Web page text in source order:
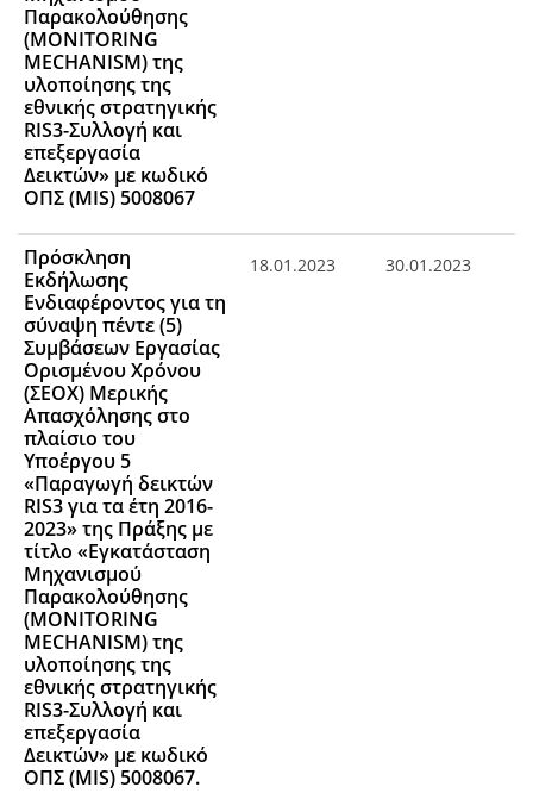
Παρακολούθησης
(MONITORING
MECHANISM) της
υλοποίησης της
εθνικής στρατηγικής
RIS3-Συλλογή και
επεξεργασία
Δεικτών» με κωδικό
ΟΠΣ (MIS) 5008067
Πρόσκληση
Εκδήλωσης
Ενδιαφέροντος για τη
σύναψη πέντε (5)
Συμβάσεων Εργασίας
Ορισμένου Χρόνου
(ΣΕΟΧ) Μερικής
Απασχόλησης στο
πλαίσιο του
Υποέργου 5
«Παραγωγή δεικτών
RIS3 για τα έτη 2016-
2023» της Πράξης με
τίτλο «Εγκατάσταση
Μηχανισμού
Παρακολούθησης
(MONITORING
MECHANISM) της
υλοποίησης της
εθνικής στρατηγικής
RIS3-Συλλογή και
επεξεργασία
Δεικτών» με κωδικό
ΟΠΣ (MIS) 5008067.
18.01.2023 30.01.2023